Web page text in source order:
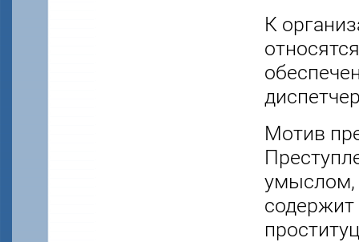
К
Мотив
умыслом,
содержит